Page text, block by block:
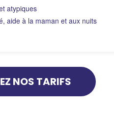
atypiques
aide à la maman et aux nuits
NOS TARIFS